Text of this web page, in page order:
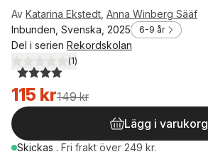
Av Katarina Ekstedt Anna Winberg Sääf
Inbunden, Svenska, 2025
6-9 år
Del i serien Rekordskolan
4,0utav 5 stjärnor. Totalt antal röster:
(1)
115 kr149 kr
Lägg i varukorg
Skickas . Fri frakt över 249 kr.